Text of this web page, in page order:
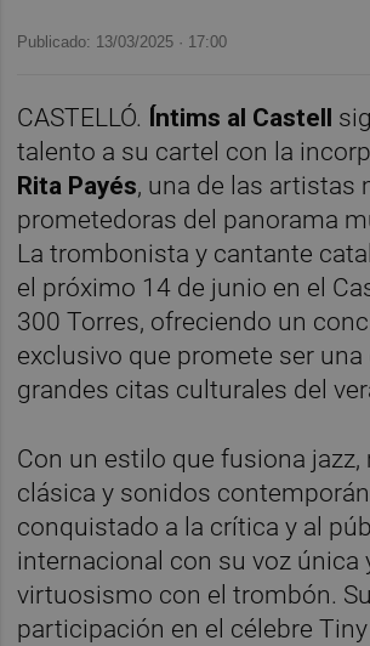
Publicado: 13/03/2025 · 17:00
CASTELLÓ. Íntims al Castell
talento a su cartel con la
Rita Payés, una de las artistas
prometedoras del panorama
La trombonista y cantante
el próximo 14 de junio en el
300 Torres, ofreciendo un
exclusivo que promete ser una
grandes citas culturales del
Con un estilo que fusiona jazz,
clásica y sonidos
conquistado a la crítica y al
internacional con su voz única
virtuosismo con el trombón. Su
participación en el célebre Tiny